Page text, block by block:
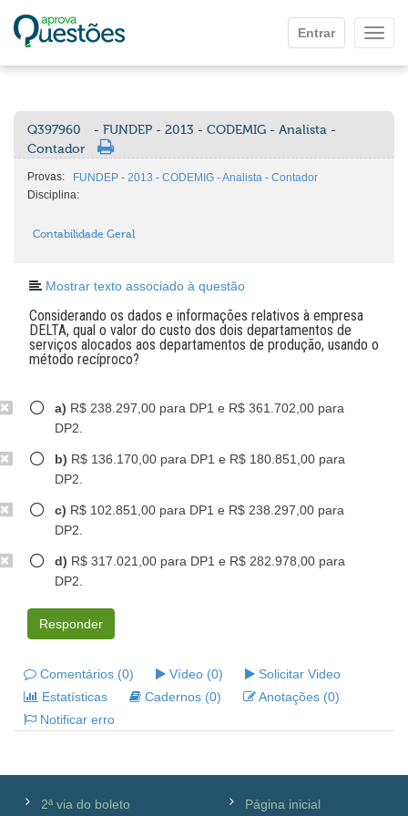
Entrar
Q397960
- FUNDEP - 2013 - CODEMIG - Analista -
Contador
Provas:
FUNDEP - 2013 - CODEMIG - Analista - Contador
Disciplina:
Contabilidade Geral
Mostrar texto associado à questão
Considerando os dados e informações relativos à empresa
DELTA, qual o valor do custo dos dois departamentos de
serviços alocados aos departamentos de produção, usando o
método recíproco?
a) R$ 238.297,00 para DP1 e R$ 361.702,00 para
DP2.
b) R$ 136.170,00 para DP1 e R$ 180.851,00 para
DP2.
c) R$ 102.851,00 para DP1 e R$ 238.297,00 para
DP2.
d) R$ 317.021,00 para DP1 e R$ 282.978,00 para
DP2.
Responder
Comentários (0) Vídeo (0)
Solicitar Video
Estatísticas
Cadernos (0)
Anotações (0)
Notificar erro
2ª via do boleto Página inicial